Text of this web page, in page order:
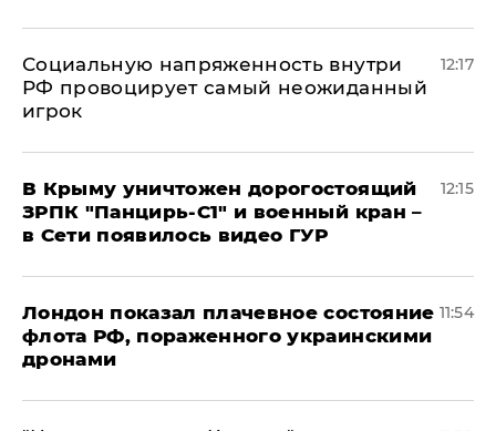
Социальную напряженность внутри
РФ провоцирует самый неожиданный
игрок
12:17
В Крыму уничтожен дорогостоящий
ЗРПК "Панцирь-С1" и военный кран –
в Сети появилось видео ГУР
12:15
Лондон показал плачевное состояние
флота РФ, пораженного украинскими
дронами
11:54